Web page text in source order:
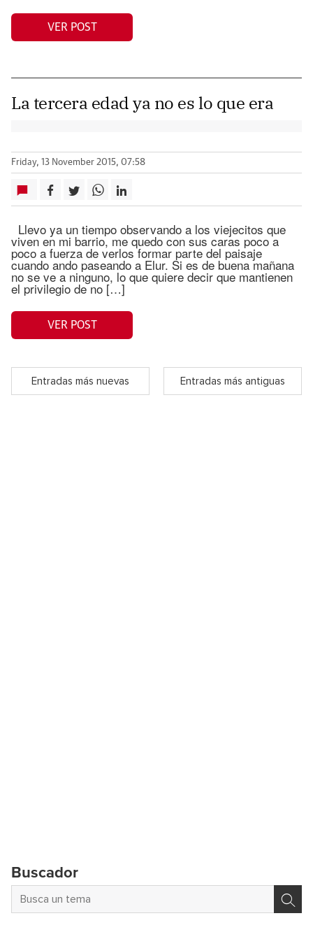
VER POST
La tercera edad ya no es lo que era
Friday, 13 November 2015, 07:58
Llevo ya un tiempo observando a los viejecitos que
viven en mi barrio, me quedo con sus caras poco a
poco a fuerza de verlos formar parte del paisaje
cuando ando paseando a Elur. Si es de buena mañana
no se ve a ninguno, lo que quiere decir que mantienen
el privilegio de no […]
VER POST
Entradas más nuevas Entradas más antiguas
Buscador